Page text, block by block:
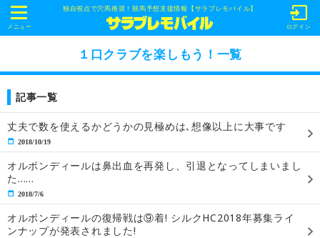
独自視点で穴馬推奨！競馬予想支援情報【サラブレモバイル】
t
o
g
e
a
v
i
g
a
t
i
o
メニュー ログイン
１口クラブを楽しもう！一覧
記事一覧
丈夫で数を使えるかどうかの見極めは､想像以上に大事です
2018/10/19
オルボンディールは鼻出血を再発し、引退となってしまいまし
た……
2018/7/6
オルボンディールの復帰戦は⑨着! シルクHC2018年募集ライ
ンナップが発表されました!